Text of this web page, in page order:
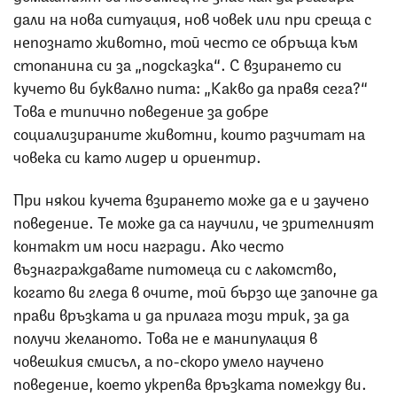
дали на нова ситуация, нов човек или при среща с
непознато животно, той често се обръща към
стопанина си за „подсказка“. С взирането си
кучето ви буквално пита: „Какво да правя сега?“
Това е типично поведение за добре
социализираните животни, които разчитат на
човека си като лидер и ориентир.
При някои кучета взирането може да е и заучено
поведение. Те може да са научили, че зрителният
контакт им носи награди. Ако често
възнаграждавате питомеца си с лакомство,
когато ви гледа в очите, той бързо ще започне да
прави връзката и да прилага този трик, за да
получи желаното. Това не е манипулация в
човешкия смисъл, а по-скоро умело научено
поведение, което укрепва връзката помежду ви.